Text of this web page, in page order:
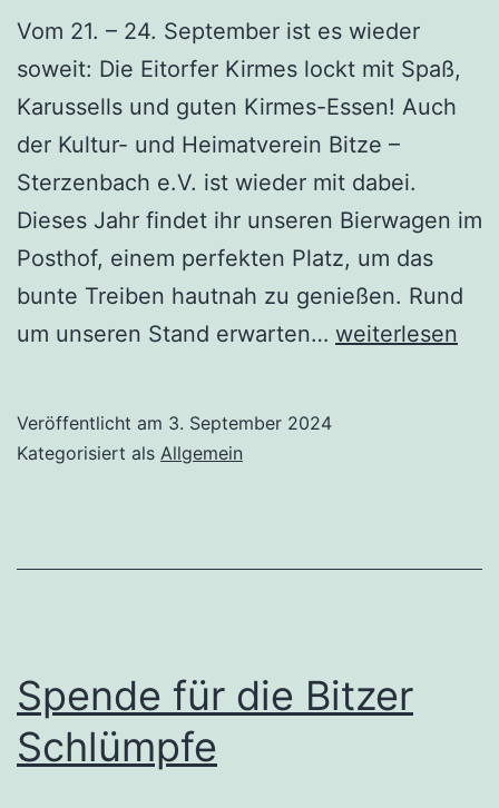
Vom 21. – 24. September ist es wieder
soweit: Die Eitorfer Kirmes lockt mit Spaß,
Karussells und guten Kirmes-Essen! Auch
der Kultur- und Heimatverein Bitze –
Sterzenbach e.V. ist wieder mit dabei.
Dieses Jahr findet ihr unseren Bierwagen im
Posthof, einem perfekten Platz, um das
bunte Treiben hautnah zu genießen. Rund
um unseren Stand erwarten… Eitorfer
weiterlesen
Veröffentlicht am 3. September 2024
Kategorisiert als Allgemein
Spende für die Bitzer
Schlümpfe